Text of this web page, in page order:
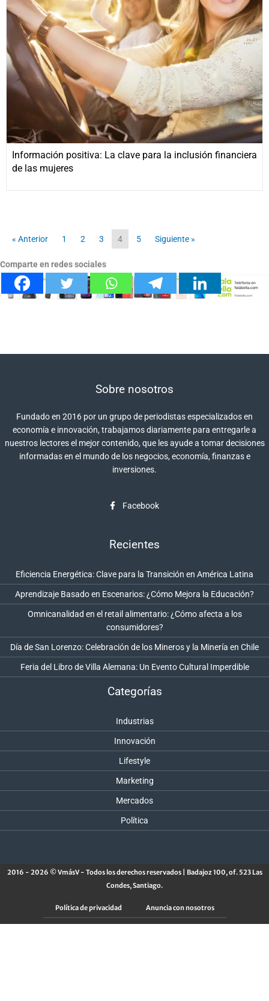
Información positiva: La clave para la inclusión financiera
de las mujeres
« Anterior 1 2 3 4 5 Siguiente »
Comparte en redes sociales
Sobre nosotros
Fundado en 2016 por un grupo de periodistas especializados en
economía e innovación, trabajamos diariamente para entregarle a
nuestros lectores el mejor contenido, que les ayude a tomar decisiones
informadas en el mundo de los negocios, economía, finanzas e
inversiones.
Facebook
Recientes
Eficiencia Energética: Clave para la Transición en América Latina
Aprendizaje Basado en Escenarios: ¿Cómo Mejora la Educación?
Omnicanalidad en el retail alimentario: ¿Cómo afecta a los
consumidores?
Día de San Lorenzo: Celebración de los Mineros y la Minería en Chile
Feria del Libro de Villa Alemana: Un Evento Cultural Imperdible
Categorías
Industrias
Innovación
Lifestyle
Marketing
Mercados
Política
2016 - 2026 © VmásV - Todos los derechos reservados | Badajoz 100, of. 523 Las
Condes, Santiago.
Política de privacidad Anuncia con nosotros